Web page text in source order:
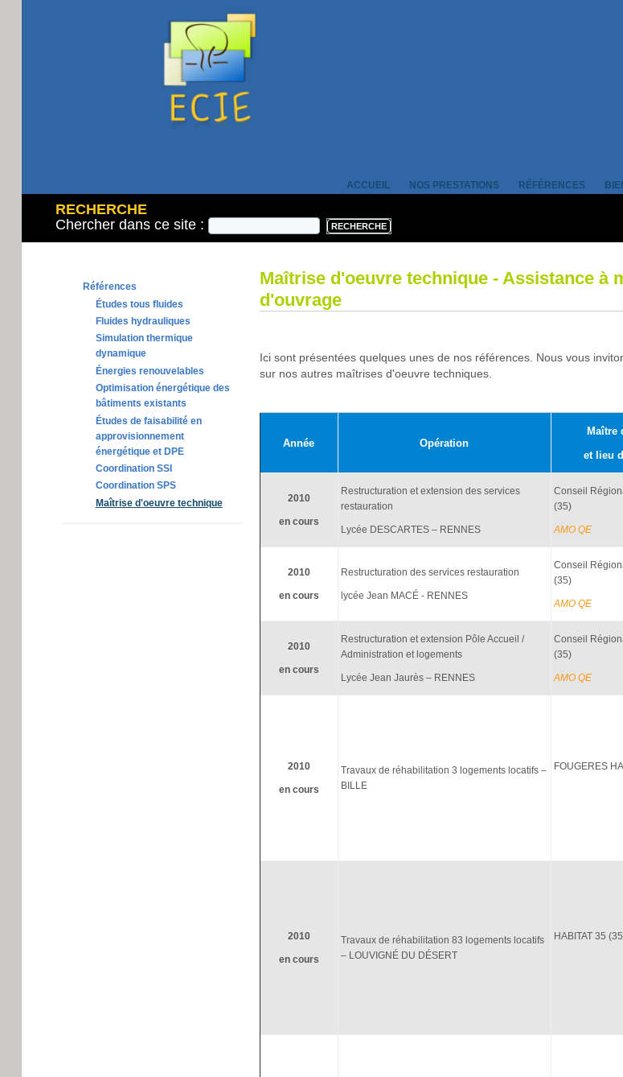
ACCUEIL NOS PRESTATIONS RÉFÉRENCES
RECHERCHE
Chercher dans ce site :
Références
Études tous fluides
Fluides hydrauliques
Simulation thermique
dynamique
Énergies renouvelables
Optimisation énergétique des
bâtiments existants
Études de faisabilité en
approvisionnement
énergétique et DPE
Coordination SSI
Coordination SPS
Maîtrise d'oeuvre technique
Maîtrise d'oeuvre technique - Assistance à
d'ouvrage
Ici sont présentées quelques unes de nos références. Nous vous
sur nos autres maîtrises d'oeuvre techniques.
Année Opération
Maître
et lieu
2010
en cours
Restructuration et extension des services
restauration
Lycée DESCARTES – RENNES
Conseil
(35)
AMO QE
2010
en cours
Restructuration des services restauration
lycée Jean MACÉ - RENNES
Conseil
(35)
AMO QE
2010
en cours
Restructuration et extension Pôle Accueil /
Administration et logements
Lycée Jean Jaurès – RENNES
Conseil
(35)
AMO QE
2010
en cours
Travaux de réhabilitation 3 logements locatifs –
BILLE
FOUGERES
2010
en cours
Travaux de réhabilitation 83 logements locatifs
– LOUVIGNÉ DU DÉSERT
HABITAT 35